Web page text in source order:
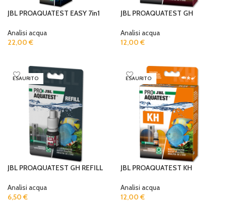
JBL PROAQUATEST EASY 7in1
Analisi acqua
22,00 €
JBL PROAQUATEST GH
Analisi acqua
12,00 €
ESAURITO
JBL PROAQUATEST GH REFILL
Analisi acqua
6,50 €
ESAURITO
JBL PROAQUATEST KH
Analisi acqua
12,00 €